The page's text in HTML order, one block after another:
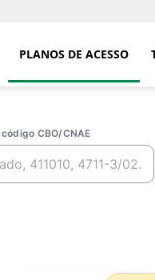
PLANOS DE ACESSO
CBO/CNAE